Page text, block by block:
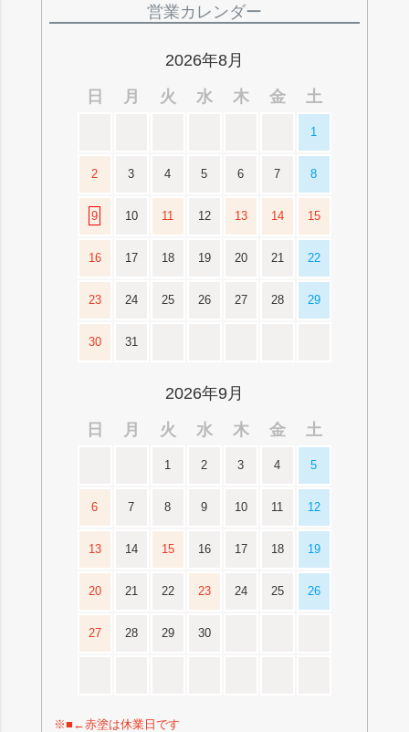
営業カレンダー
2026年8月
日
月 火 水 木 金 土
1
2 3 4 5 6 7 8
9 10 11 12 13 14 15
16 17 18 19 20 21 22
23 24 25 26 27 28 29
30 31
2026年9月
日
月 火 水 木 金 土
1 2 3 4 5
6 7 8 9 10 11 12
13 14 15 16 17 18 19
20 21 22 23 24 25 26
27 28 29 30
※■←赤塗は休業日です